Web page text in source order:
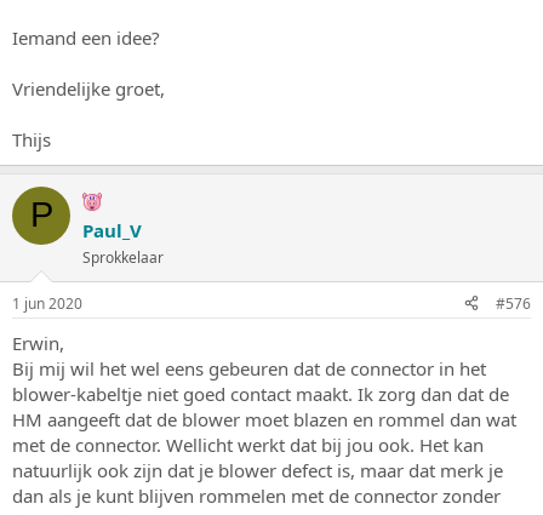
Iemand een idee?
Vriendelijke groet,
Thijs
P Paul_V
Sprokkelaar
1 jun 2020 #576
Erwin,
Bij mij wil het wel eens gebeuren dat de connector in het
blower-kabeltje niet goed contact maakt. Ik zorg dan dat de
HM aangeeft dat de blower moet blazen en rommel dan wat
met de connector. Wellicht werkt dat bij jou ook. Het kan
natuurlijk ook zijn dat je blower defect is, maar dat merk je
dan als je kunt blijven rommelen met de connector zonder